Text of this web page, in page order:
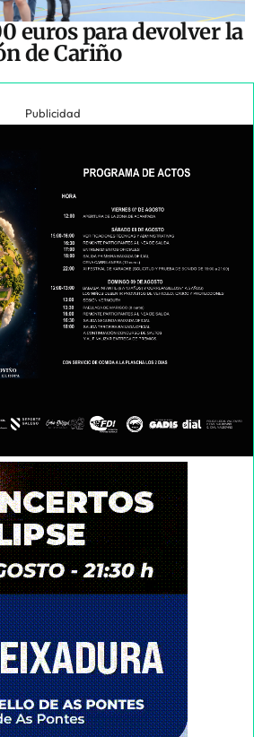
euros para devolver la
de Cariño
Publicidad